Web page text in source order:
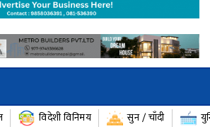
विदेशी विनिमय सुन / चाँदी